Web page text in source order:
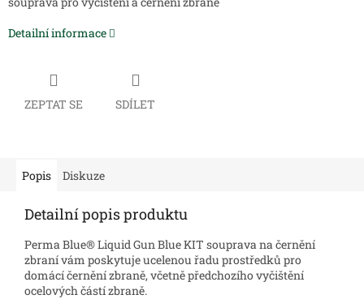
Detailní informace
ZEPTAT SE SDÍLET
Popis Diskuze
Detailní popis produktu
Perma Blue® Liquid Gun Blue KIT souprava na černění
zbraní vám poskytuje ucelenou řadu prostředků pro
domácí černění zbraně, včetně předchozího vyčištění
ocelových částí zbraně.